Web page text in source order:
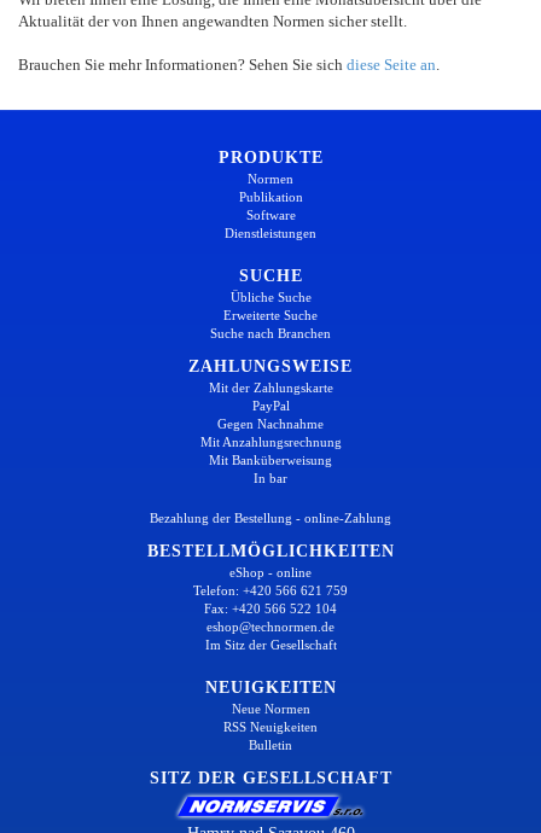
Aktualität der von Ihnen angewandten Normen sicher stellt.
Brauchen Sie mehr Informationen? Sehen Sie sich diese Seite an
PRODUKTE
Normen
Publikation
Software
Dienstleistungen
SUCHE
Übliche Suche
Erweiterte Suche
Suche nach Branchen
ZAHLUNGSWEISE
Mit der Zahlungskarte
PayPal
Gegen Nachnahme
Mit Anzahlungsrechnung
Mit Banküberweisung
In bar
Bezahlung der Bestellung - online-Zahlung
BESTELLMÖGLICHKEITEN
eShop - online
Telefon: +420 566 621 759
Fax: +420 566 522 104
eshop@technormen.de
Im Sitz der Gesellschaft
NEUIGKEITEN
Neue Normen
RSS Neuigkeiten
Bulletin
SITZ DER GESELLSCHAFT